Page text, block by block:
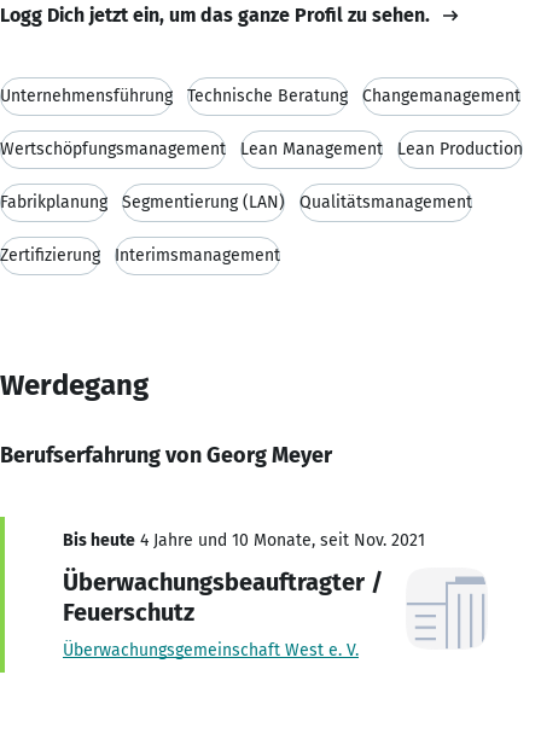
Logg Dich jetzt ein, um das ganze Profil zu sehen.
Unternehmensführung Technische Beratung Changemanagement
Wertschöpfungsmanagement Lean Management Lean Production
Fabrikplanung Segmentierung (LAN) Qualitätsmanagement
Zertifizierung Interimsmanagement
Werdegang
Berufserfahrung von Georg Meyer
Bis heute 4 Jahre und 10 Monate, seit Nov. 2021
Überwachungsbeauftragter /
Feuerschutz
Überwachungsgemeinschaft West e. V.